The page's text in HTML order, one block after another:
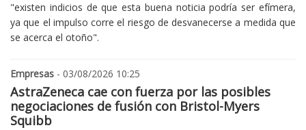
"existen indicios de que esta buena noticia podría ser efímera,
ya que el impulso corre el riesgo de desvanecerse a medida que
se acerca el otoño".
Empresas - 03/08/2026 10:25
AstraZeneca cae con fuerza por las posibles
negociaciones de fusión con Bristol-Myers
Squibb